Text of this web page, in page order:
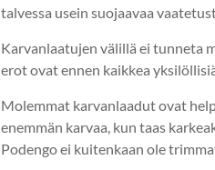
talvessa usein suojaavaa
Karvanlaatujen välillä ei tunneta
erot ovat ennen kaikkea
Molemmat karvanlaadut ovat
enemmän karvaa, kun taas
Podengo ei kuitenkaan ole